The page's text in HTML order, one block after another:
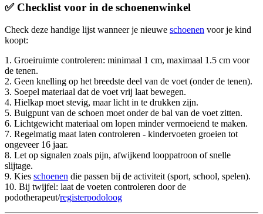
✅ Checklist voor in de schoenenwinkel
Check deze handige lijst wanneer je nieuwe schoenen voor je kind
koopt:
1. Groeiruimte controleren: minimaal 1 cm, maximaal 1.5 cm voor
de tenen.
2. Geen knelling op het breedste deel van de voet (onder de tenen).
3. Soepel materiaal dat de voet vrij laat bewegen.
4. Hielkap moet stevig, maar licht in te drukken zijn.
5. Buigpunt van de schoen moet onder de bal van de voet zitten.
6. Lichtgewicht materiaal om lopen minder vermoeiend te maken.
7. Regelmatig maat laten controleren - kindervoeten groeien tot
ongeveer 16 jaar.
8. Let op signalen zoals pijn, afwijkend looppatroon of snelle
slijtage.
9. Kies schoenen die passen bij de activiteit (sport, school, spelen).
10. Bij twijfel: laat de voeten controleren door de
podotherapeut/registerpodoloog